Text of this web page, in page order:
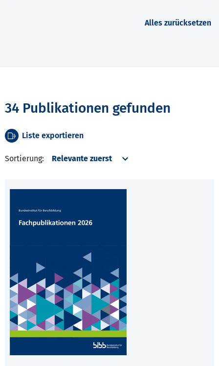
Alles zurücksetzen
34 Publikationen gefunden
Liste exportieren
Sortierung: